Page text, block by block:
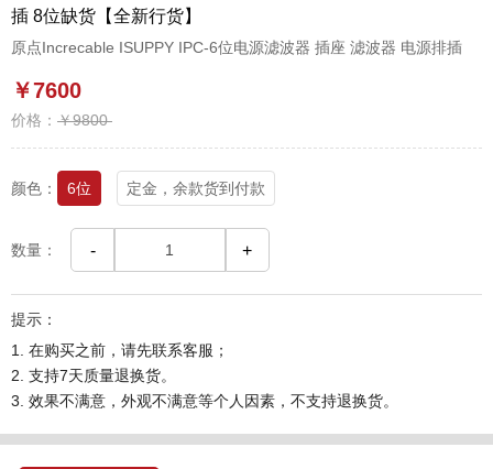
插 8位缺货【全新行货】
原点Increcable ISUPPY IPC-6位电源滤波器 插座 滤波器 电源排插
￥7600
价格： ￥9800
颜色： 6位 定金，余款货到付款
数量： - +
提示：
1. 在购买之前，请先联系客服；
2. 支持7天质量退换货。
3. 效果不满意，外观不满意等个人因素，不支持退换货。